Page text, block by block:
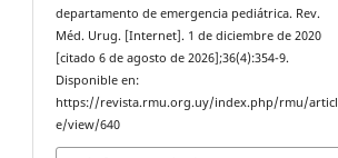
departamento de emergencia pediátrica. Rev.
Méd. Urug. [Internet]. 1 de diciembre de 2020
[citado 6 de agosto de 2026];36(4):354-9.
Disponible en:
https://revista.rmu.org.uy/index.php/rmu/articl
e/view/640